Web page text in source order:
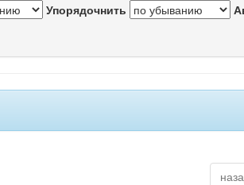
Упорядочнить